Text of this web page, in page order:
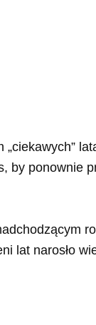
by ponownie
lat narosło